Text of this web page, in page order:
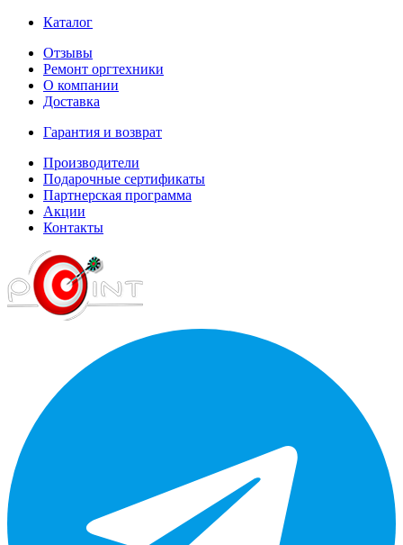
Каталог
Отзывы
Ремонт оргтехники
О компании
Доставка
Гарантия и возврат
Производители
Подарочные сертификаты
Партнерская программа
Акции
Контакты